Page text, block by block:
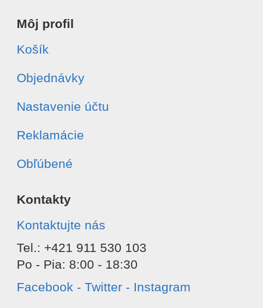
Typ odstúpenia
Celá objednávka
Môj profil
Košík
Objednávky
Nastavenie účtu
Reklamácie
Obľúbené
Kontakty
Kontaktujte nás
Tel.: +421 911 530 103
Po - Pia: 8:00 - 18:30
Facebook - Twitter - Instagram